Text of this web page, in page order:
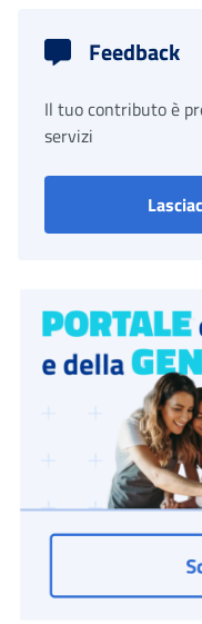
Feedback
Il tuo contributo è
servizi